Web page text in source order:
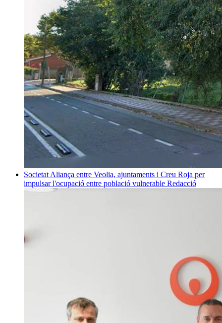
Societat Aliança entre Veolia, ajuntaments i Creu Roja per
impulsar l'ocupació entre població vulnerable Redacció